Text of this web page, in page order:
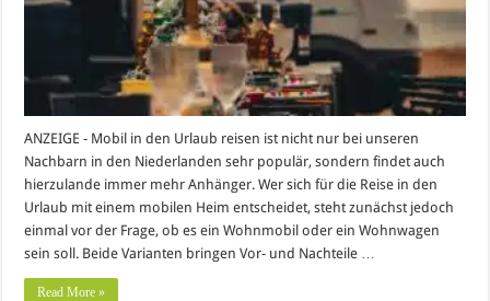
ANZEIGE - Mobil in den Urlaub reisen ist nicht nur bei unseren
Nachbarn in den Niederlanden sehr populär, sondern findet auch
hierzulande immer mehr Anhänger. Wer sich für die Reise in den
Urlaub mit einem mobilen Heim entscheidet, steht zunächst jedoch
einmal vor der Frage, ob es ein Wohnmobil oder ein Wohnwagen
sein soll. Beide Varianten bringen Vor- und Nachteile …
Read More »